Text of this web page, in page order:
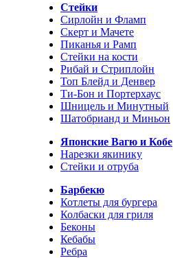
Стейки
Сирлойн и Фламп
Скерт и Мачете
Пиканья и Рамп
Стейки на кости
Рибай и Стриплойн
Топ Блейд и Денвер
Ти-Бон и Портерхаус
Шницель и Минутный
Шатобрианд и Миньон
Японские Вагю и Кобе
Нарезки якинику
Стейки и отруба
Барбекю
Котлеты для бургера
Колбаски для гриля
Беконы
Кебабы
Ребра